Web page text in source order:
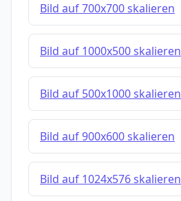
Bild auf 700x700 skalieren
Bild auf 1000x500 skalieren
Bild auf 500x1000 skalieren
Bild auf 900x600 skalieren
Bild auf 1024x576 skalieren